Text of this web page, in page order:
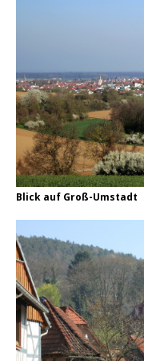
Blick auf Groß-Umstadt